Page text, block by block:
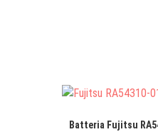
Batteria Fujitsu